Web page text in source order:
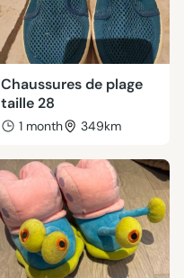
Chaussures de plage
taille 28
1 month 349km